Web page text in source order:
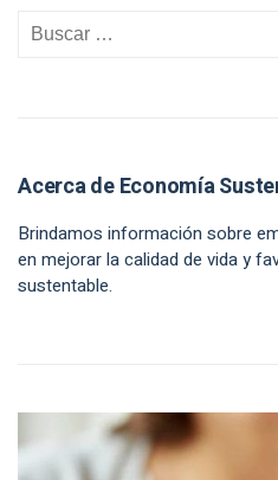
Acerca de Economía
Brindamos información sobre
en mejorar la calidad de vida y
sustentable.